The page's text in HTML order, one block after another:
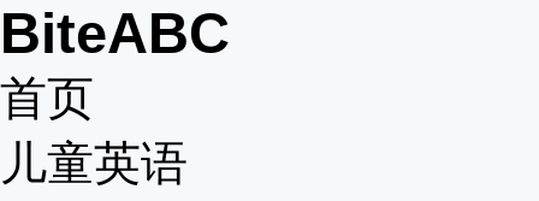
BiteABC
首页
儿童英语